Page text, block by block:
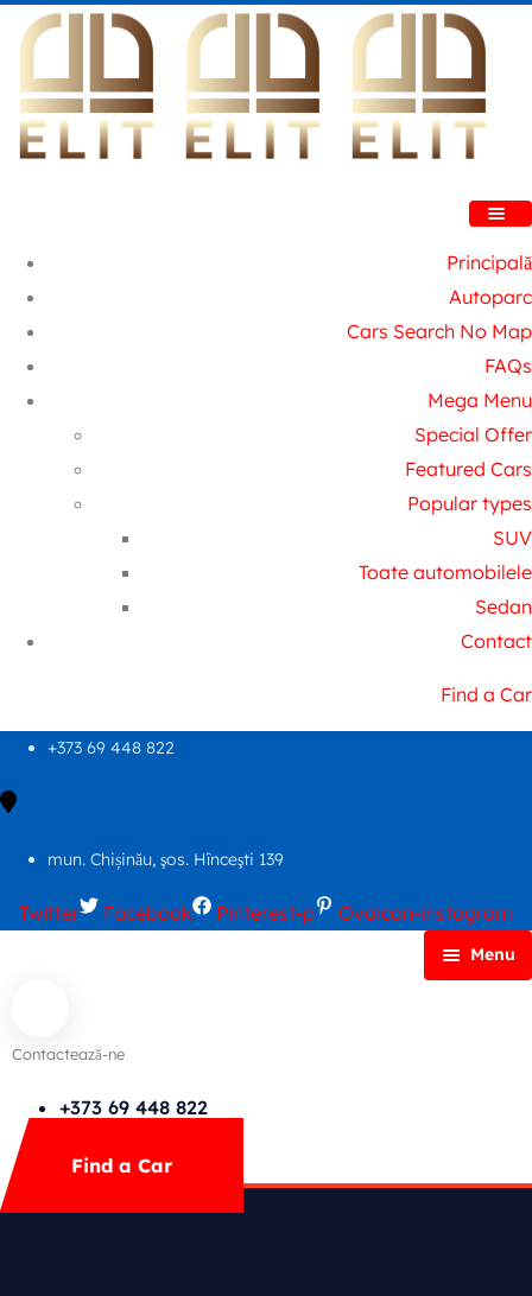
Principală
Autoparc
Cars Search No Map
FAQs
Mega Menu
Special Offer
Featured Cars
Popular types
SUV
Toate automobilele
Sedan
Contact
Find a Car
+373 69 448 822
mun. Chișinău, şos. Hînceşti 139
Twitter Facebook Pinterest-p Ovaicon-instagram
Menu
Cars Search No Map
FAQs
Mega Menu
Contact
Contactează-ne
+373 69 448 822
Find a Car